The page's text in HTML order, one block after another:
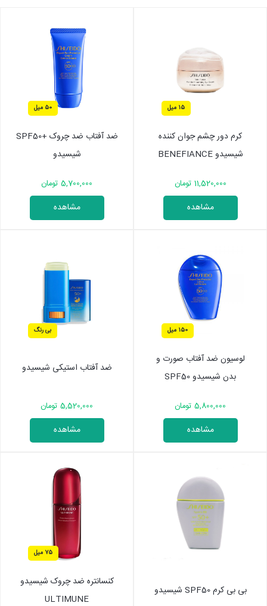
15 میل
کرم دور چشم جوان کننده
شیسیدو BENEFIANCE
11,520,000 تومان
مشاهده
50 میل
ضد آفتاب ضد چروک +SPF50
شیسیدو
5,700,000 تومان
مشاهده
150 میل
لوسیون ضد آفتاب صورت و
بدن شیسیدو SPF50
5,800,000 تومان
مشاهده
بی رنگ
ضد آفتاب استیکی شیسیدو
5,520,000 تومان
مشاهده
بی بی کرم SPF50 شیسیدو
75 میل
کنسانتره ضد چروک شیسیدو
ULTIMUNE